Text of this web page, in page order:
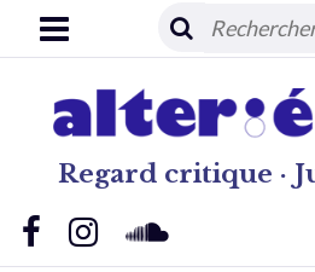
Regard critique ·